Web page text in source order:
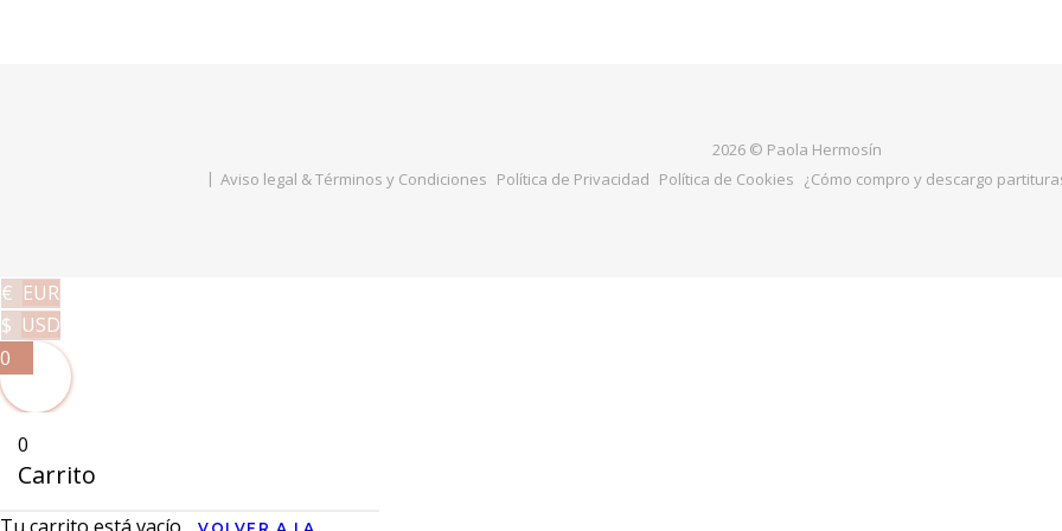
2026 © Paola Hermosín
Aviso legal & Términos y Condiciones Política de Privacidad Política de Cookies ¿Cómo compro y descargo
€ EUR
$ USD
0
0
Carrito